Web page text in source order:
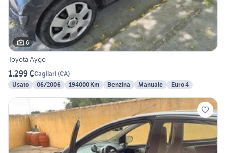
6
Toyota Aygo
1.299 €Cagliari(CA)
Usato
06/2006 194000 Km Benzina Manuale Euro 4